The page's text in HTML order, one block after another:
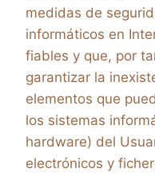
medidas de
informáticos en
fiables y que, por
garantizar la
elementos que
los sistemas
hardware) del
electrónicos y